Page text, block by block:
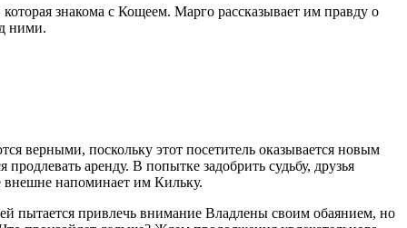
знакома с Кощеем. Марго рассказывает им правду о
ними.
верными, поскольку этот посетитель оказывается новым
аренду. В попытке задобрить судьбу, друзья
внешне напоминает им Кильку.
пытается привлечь внимание Владлены своим обаянием, но